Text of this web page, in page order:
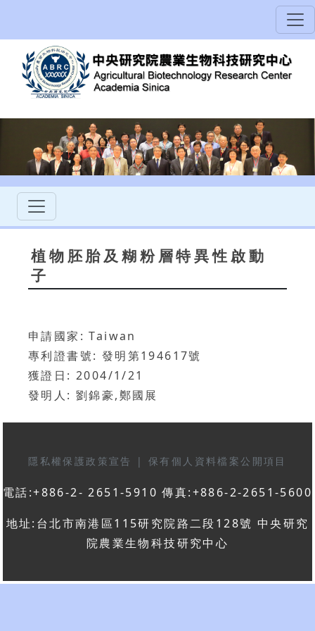
植物胚胎及糊粉層特異性啟動
子
申請國家: Taiwan
專利證書號: 發明第194617號
獲證日: 2004/1/21
發明人: 劉錦豪,鄭國展
隱私權保護政策宣告 | 保有個人資料檔案公開項目
電話:+886-2- 2651-5910 傳真:+886-2-2651-5600
地址:台北市南港區115研究院路二段128號 中央研究
院農業生物科技研究中心